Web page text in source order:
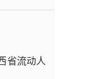
省流动人